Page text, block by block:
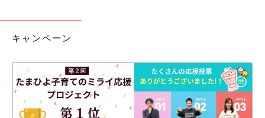
キャンペーン